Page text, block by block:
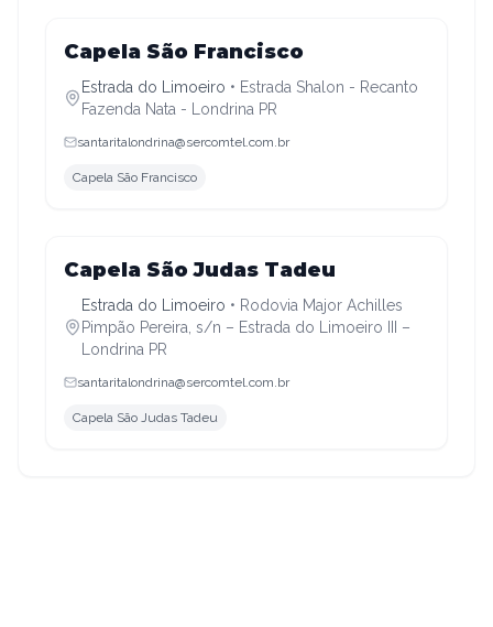
Estrada do Limoeiro
Capela São Francisco
Estrada do Limoeiro • Estrada Shalon - Recanto
Fazenda Nata - Londrina PR
santaritalondrina@sercomtel.com.br
Capela São Francisco
Estrada do Limoeiro
Capela São Judas Tadeu
Estrada do Limoeiro • Rodovia Major Achilles
Pimpão Pereira, s/n – Estrada do Limoeiro III –
Londrina PR
santaritalondrina@sercomtel.com.br
Capela São Judas Tadeu